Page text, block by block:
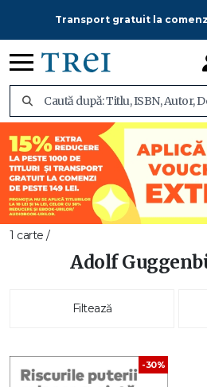
Transport gratuit la
1 carte /
Adolf
Filtează
-30%